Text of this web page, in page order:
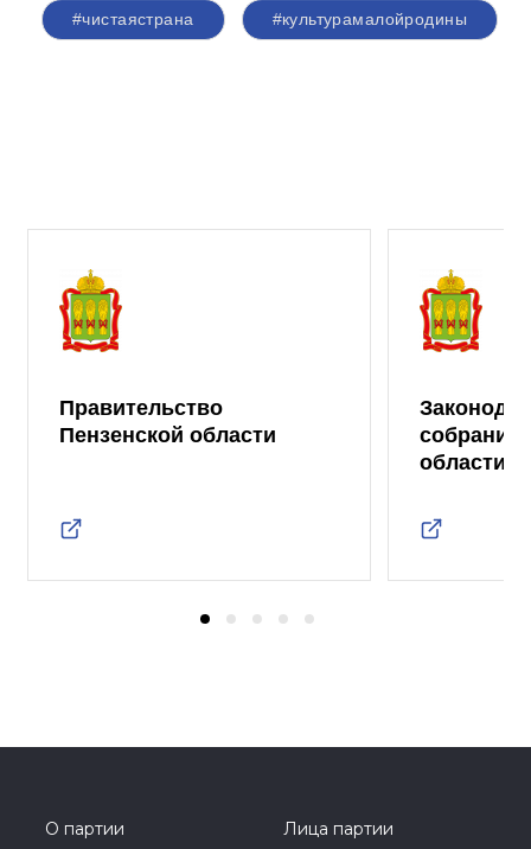
#чистаястрана #культурамалойродины
Правительство
Пензенской области
собрание
области
О партии
Лица партии